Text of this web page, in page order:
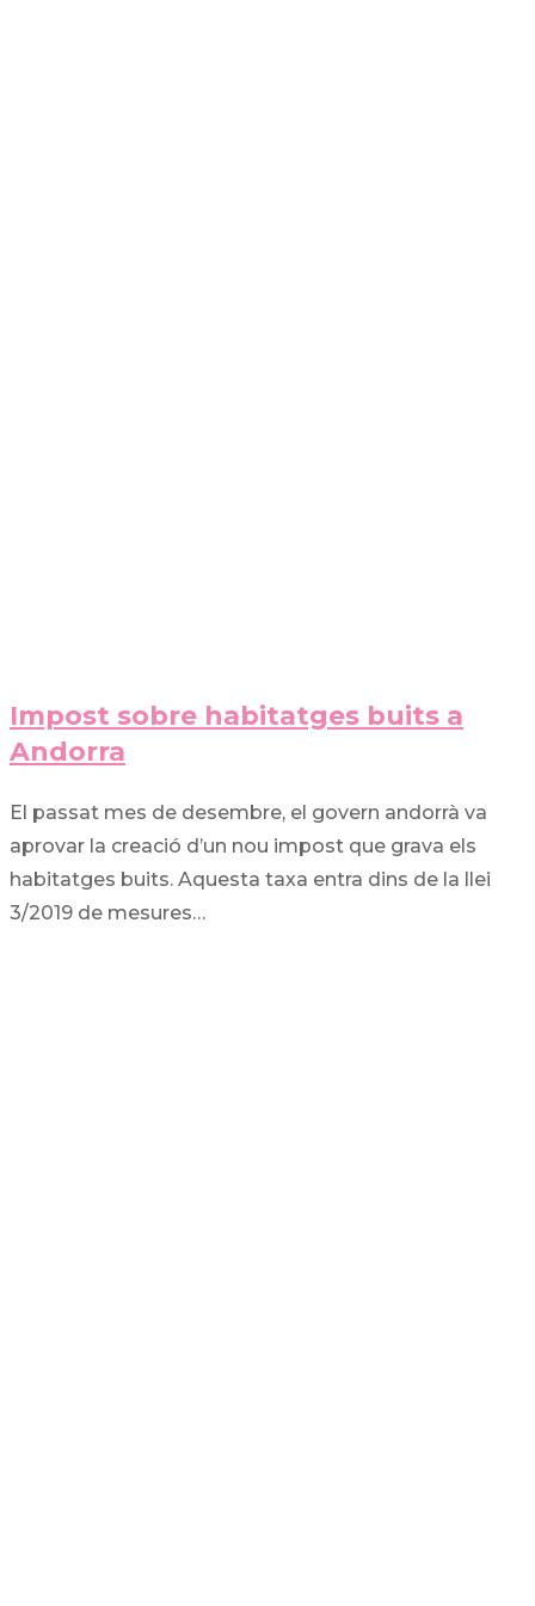
Impost sobre habitatges buits a
Andorra
El passat mes de desembre, el govern andorrà va
aprovar la creació d’un nou impost que grava els
habitatges buits. Aquesta taxa entra dins de la llei
3/2019 de mesures…